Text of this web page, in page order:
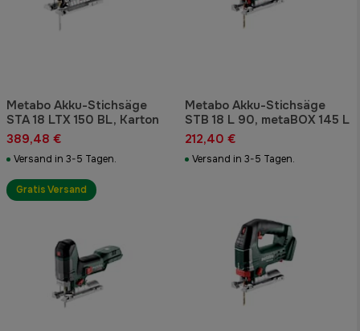
Metabo Akku-Stichsäge
STA 18 LTX 150 BL, Karton
389,48 €
Versand in 3-5 Tagen.
Metabo Akku-Stichsäge
STB 18 L 90, metaBOX 145 L
212,40 €
Versand in 3-5 Tagen.
Gratis Versand